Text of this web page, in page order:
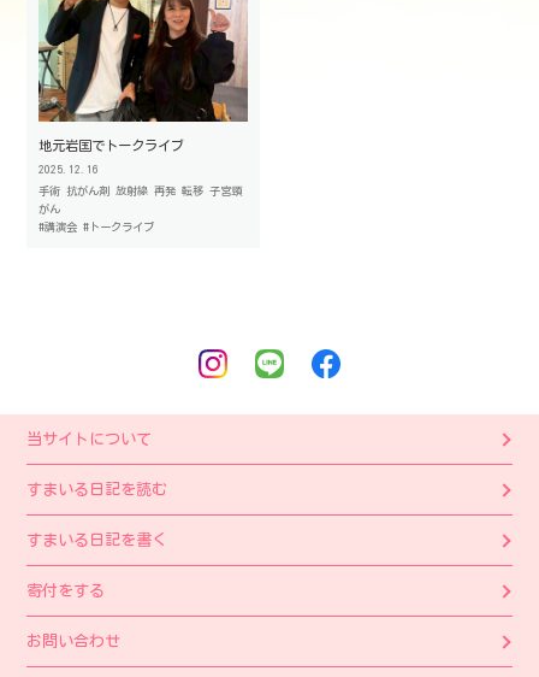
2025.12.16
地元岩国でトークライブ
手術 抗がん剤 放射線 再発 転移 子宮頸
がん
#講演会 #トークライブ
当サイトについて
すまいる日記を読む
すまいる日記を書く
寄付をする
お問い合わせ